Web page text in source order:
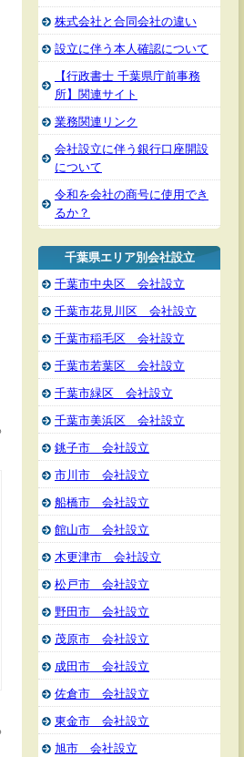
株式会社と合同会社の違い
設立に伴う本人確認について
【行政書士 千葉県庁前事務
所】関連サイト
業務関連リンク
会社設立に伴う銀行口座開設
について
令和を会社の商号に使用でき
るか？
千葉県エリア別会社設立
千葉市中央区 会社設立
千葉市花見川区 会社設立
千葉市稲毛区 会社設立
千葉市若葉区 会社設立
千葉市緑区 会社設立
千葉市美浜区 会社設立
銚子市 会社設立
市川市 会社設立
船橋市 会社設立
館山市 会社設立
木更津市 会社設立
松戸市 会社設立
野田市 会社設立
茂原市 会社設立
成田市 会社設立
佐倉市 会社設立
東金市 会社設立
旭市 会社設立